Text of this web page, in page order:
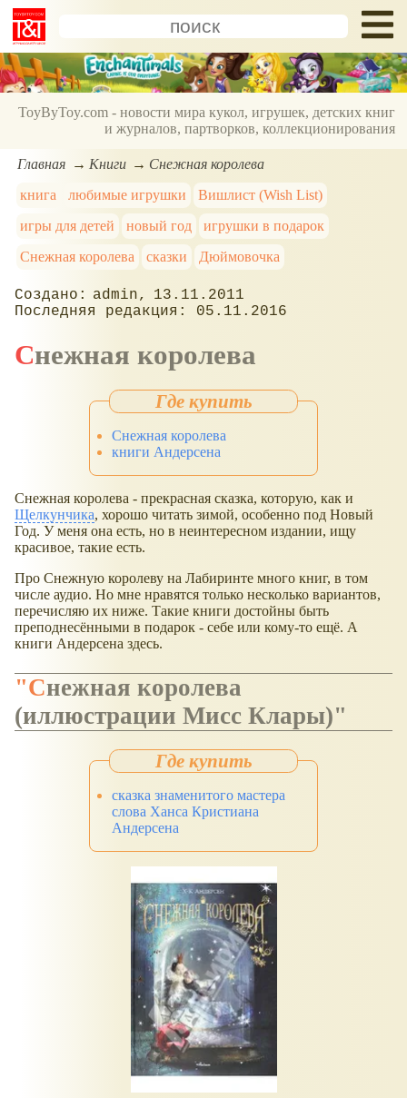
ToyByToy.com - новости мира кукол, игрушек, детских книг
и журналов, партворков, коллекционирования
Главная Книги
Снежная королева
книга
любимые игрушки
Вишлист (Wish List)
игры для детей
новый год
игрушки в подарок
Снежная королева
сказки Дюймовочка
admin
13.11.2011
05.11.2016
Снежная королева
Снежная королева
книги Андерсена
Снежная королева - прекрасная сказка, которую, как и
Щелкунчика, хорошо читать зимой, особенно под Новый
Год. У меня она есть, но в неинтересном издании, ищу
красивое, такие есть.
Про Снежную королеву на Лабиринте много книг, в том
числе аудио. Но мне нравятся только несколько вариантов,
перечисляю их ниже. Такие книги достойны быть
преподнесёнными в подарок - себе или кому-то ещё. А
книги Андерсена здесь.
"Снежная королева
(иллюстрации Мисс Клары)"
сказка знаменитого мастера
слова Ханса Кристиана
Андерсена